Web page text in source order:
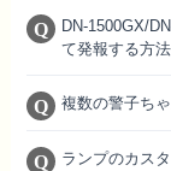
DN-1500GX/
て発報する方
複数の警子ち
ランプのカス